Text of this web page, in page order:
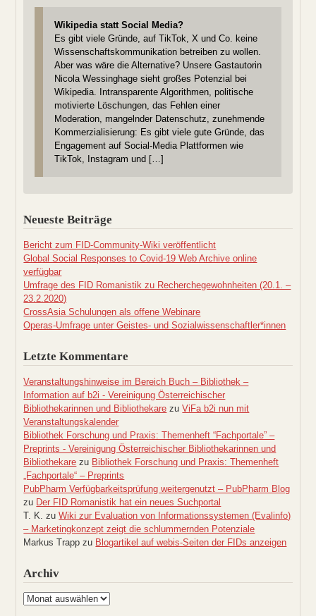
Wikipedia statt Social Media?
Es gibt viele Gründe, auf TikTok, X und Co. keine
Wissenschaftskommunikation betreiben zu wollen.
Aber was wäre die Alternative? Unsere Gastautorin
Nicola Wessinghage sieht großes Potenzial bei
Wikipedia. Intransparente Algorithmen, politische
motivierte Löschungen, das Fehlen einer
Moderation, mangelnder Datenschutz, zunehmende
Kommerzialisierung: Es gibt viele gute Gründe, das
Engagement auf Social-Media Plattformen wie
TikTok, Instagram und […]
Neueste Beiträge
Bericht zum FID-Community-Wiki veröffentlicht
Global Social Responses to Covid-19 Web Archive online
verfügbar
Umfrage des FID Romanistik zu Recherchegewohnheiten (20.1. –
23.2.2020)
CrossAsia Schulungen als offene Webinare
Operas-Umfrage unter Geistes- und Sozialwissenschaftler*innen
Letzte Kommentare
Veranstaltungshinweise im Bereich Buch – Bibliothek –
Information auf b2i - Vereinigung Österreichischer
Bibliothekarinnen und Bibliothekare zuViFa b2i nun mit
Veranstaltungskalender
Bibliothek Forschung und Praxis: Themenheft “Fachportale” –
Preprints - Vereinigung Österreichischer Bibliothekarinnen und
Bibliothekare zu Bibliothek Forschung und Praxis: Themenheft
„Fachportale“ – Preprints
PubPharm Verfügbarkeitsprüfung weitergenutzt – PubPharm Blog
zu Der FID Romanistik hat ein neues Suchportal
T. K. zuWiki zur Evaluation von Informationssystemen (Evalinfo)
– Marketingkonzept zeigt die schlummernden Potenziale
Markus Trapp zu Blogartikel auf webis-Seiten der FIDs anzeigen
Archiv
Archiv